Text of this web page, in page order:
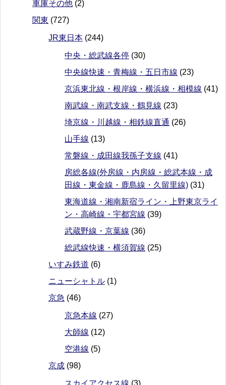
車庫その他 (2)
関東 (727)
JR東日本 (244)
中央・総武線各停 (30)
中央線快速・青梅線・五日市線 (23)
京浜東北線・根岸線・横浜線・相模線 (41)
南武線・南武支線・鶴見線 (23)
埼京線・川越線・相鉄線直通 (26)
山手線 (13)
常磐線・成田線我孫子支線 (41)
房総各線(外房線・内房線・総武本線・成
田線・東金線・鹿島線・久留里線) (31)
東海道線・湘南新宿ライン・上野東京ライ
ン・高崎線・宇都宮線 (39)
武蔵野線・京葉線 (36)
総武線快速・横須賀線 (25)
いすみ鉄道 (6)
ニューシャトル (1)
京急 (46)
京急本線 (27)
大師線 (12)
空港線 (5)
京成 (98)